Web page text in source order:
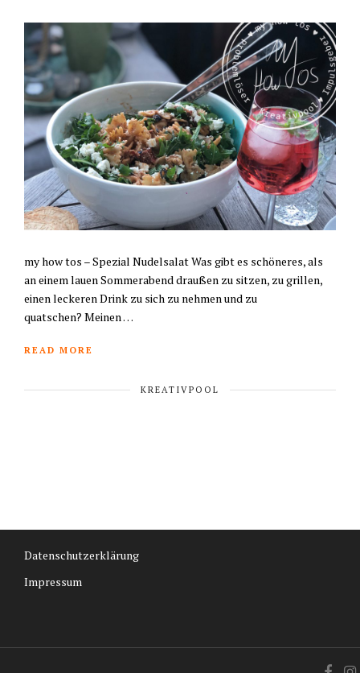
my how tos – Spezial Nudelsalat Was gibt es schöneres, als
an einem lauen Sommerabend draußen zu sitzen, zu grillen,
einen leckeren Drink zu sich zu nehmen und zu
quatschen? Meinen …
READ MORE
KREATIVPOOL
Datenschutzerklärung
Impressum